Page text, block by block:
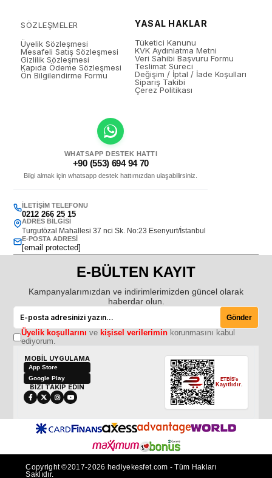
SÖZLEŞMELER
Üyelik Sözleşmesi
Mesafeli Satış Sözleşmesi
Gizlilik Sözleşmesi
Kapıda Ödeme Sözleşmesi
Ön Bilgilendirme Formu
YASAL HAKLAR
Tüketici Kanunu
KVK Aydınlatma Metni
Veri Sahibi Başvuru Formu
Teslimat Süreci
Değişim / İptal / İade Koşulları
Sipariş Takibi
Çerez Politikası
WHATSAPP DESTEK HATTI
+90 (553) 694 94 70
Bilgi almak için whatsapp destek hattımızdan ulaşabilirsiniz.
İLETIŞIM TELEFONU
0212 266 25 15
ADRES BILGISI
Turgutözal Mahallesi 37 nci Sk. No:23 Esenyurt/İstanbul
E-POSTA ADRESI
[email protected]
E-BÜLTEN KAYIT
Kampanyalarımızdan ve indirimlerimizden güncel olarak
haberdar olun.
Gönder
Üyelik koşullarını ve kişisel verileriminkorunmasını kabul
ediyorum.
MOBİL UYGULAMA
App Store
Google Play
BİZİ TAKİP EDİN
ETBİS'e
Kayıtlıdır.
Copyright ©2017-2026 hediyekesfet.com - Tüm Hakları
Saklıdır.